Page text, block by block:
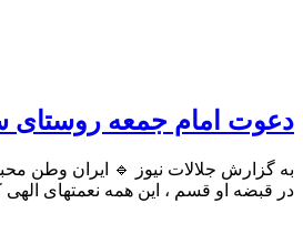
دعوت امام جمعه روستای
به گزارش جلالات نیوز 🔹 ایران وطن
در قبضه او قسم ، این همه نعمتهای